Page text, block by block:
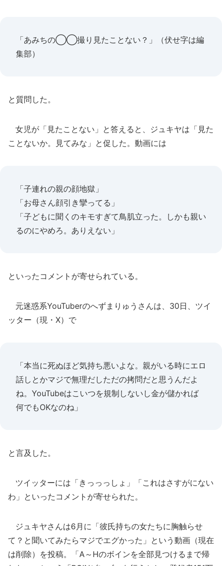
「あみちの◯◯撮り見たことない？」（伏せ字は編
集部）
と質問した。
女児が「見たことない」と答えると、ジュキヤは「見た
ことないか。見てみな」と促した。動画には
「子連れの親の顔地獄」
「お母さん顔引き攣ってる」
「子どもに聞くのキモすぎて鳥肌立った。しかも親い
るのにやめろ。ありえない」
といったコメントが寄せられている。
元迷惑系YouTuberのへずまりゅうさんは、30日、ツイ
ッター（現・X）で
「本当に死ぬほど気持ち悪いよな。親がいる時にエロ
話しとかマジで無理だしただの拷問だと思うんだよ
ね。YouTubeはこいつを規制しないし金が儲かれば
何でもOKなのね」
と言及した。
ツイッターには「きっっっしょ」「これはさすがにない
わ」といったコメントが寄せられた。
ジュキヤさんは6月に「彼氏持ちの女たちに胸触らせ
て？と聞いてみたらマジでエグかった」という動画（現在
は削除）を投稿。「A～Hのボインを全部見つけるまで帰